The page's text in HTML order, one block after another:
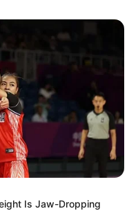
Is Jaw-Dropping